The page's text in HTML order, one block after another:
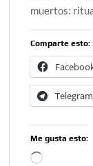
muertos:
Comparte esto:
Telegram
Me gusta esto:
Cargando...